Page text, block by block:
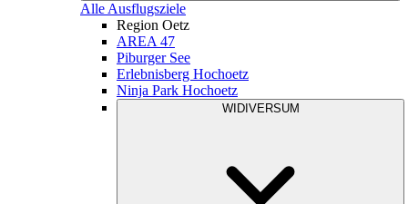
Alle Ausflugsziele
Region Oetz
AREA 47
Piburger See
Erlebnisberg Hochoetz
Ninja Park Hochoetz
WIDIVERSUM